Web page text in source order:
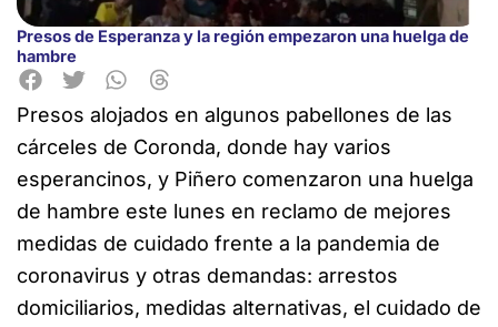
Presos de Esperanza y la región empezaron una huelga de
hambre
Presos alojados en algunos pabellones de las
cárceles de Coronda, donde hay varios
esperancinos, y Piñero comenzaron una huelga
de hambre este lunes en reclamo de mejores
medidas de cuidado frente a la pandemia de
coronavirus y otras demandas: arrestos
domiciliarios, medidas alternativas, el cuidado de